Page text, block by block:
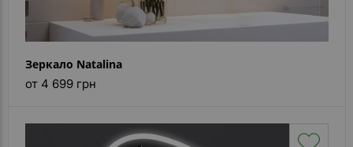
Зеркало Natalina
от 4 699 грн